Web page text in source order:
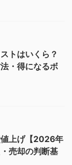
トはいくら？
・得になるボ
上げ【2026年
売却の判断基